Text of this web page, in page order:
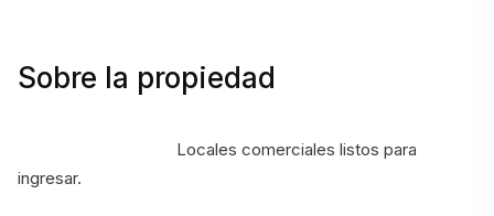
Sobre la propiedad
ingresar.